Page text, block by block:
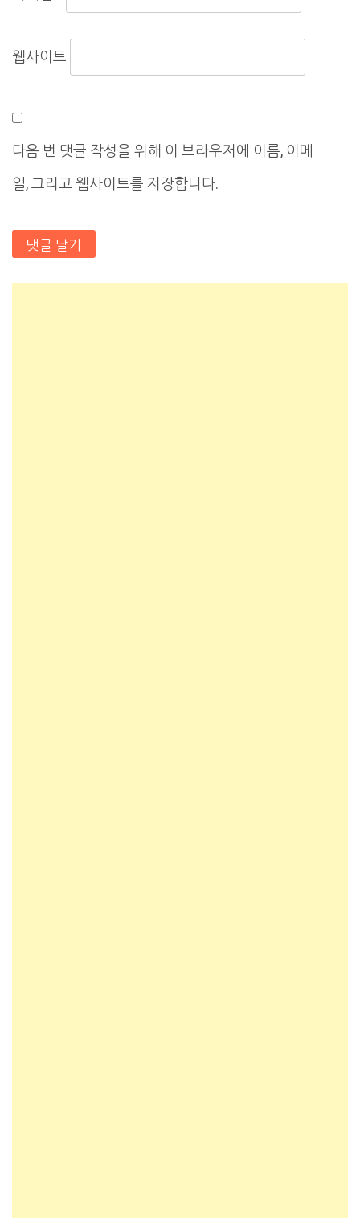
웹사이트
다음 번 댓글 작성을 위해 이 브라우저에 이름, 이메
일, 그리고 웹사이트를 저장합니다.